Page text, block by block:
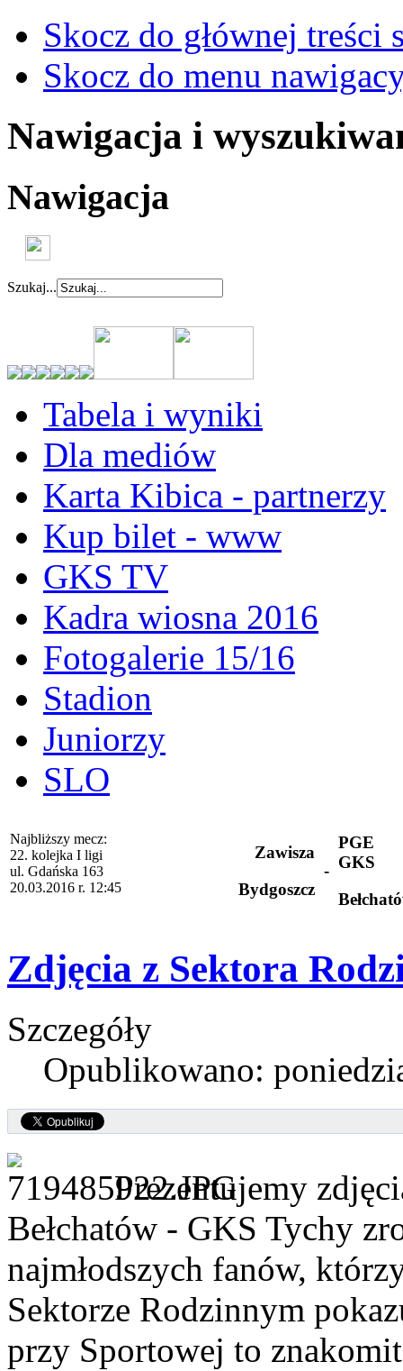
Skocz do głównej treści
Skocz do menu
Nawigacja i
Nawigacja
Szukaj...
Tabela i wyniki
Dla mediów
Karta Kibica - partnerzy
Kup bilet - www
GKS TV
Kadra wiosna 2016
Fotogalerie 15/16
Stadion
Juniorzy
SLO
Najbliższy mecz:
22. kolejka I ligi
ul. Gdańska 163
20.03.2016 r. 12:45
Zawisza
Bydgoszcz
-
PGE
GKS
Zdjęcia z Sektora
Szczegóły
Opublikowano:
Prezentujemy
Bełchatów - GKS Tychy
najmłodszych fanów,
Sektorze Rodzinnym
przy Sportowej to